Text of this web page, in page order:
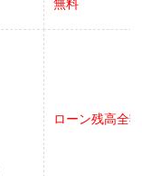
無料
ローン残高全額